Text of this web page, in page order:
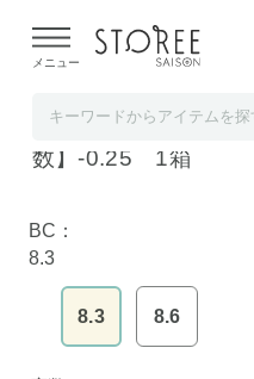
よる配送遅延が発生しており
メニュー
2WEEKメニコンプ
数】-0.25 1箱
BC：
8.3
8.3 8.6